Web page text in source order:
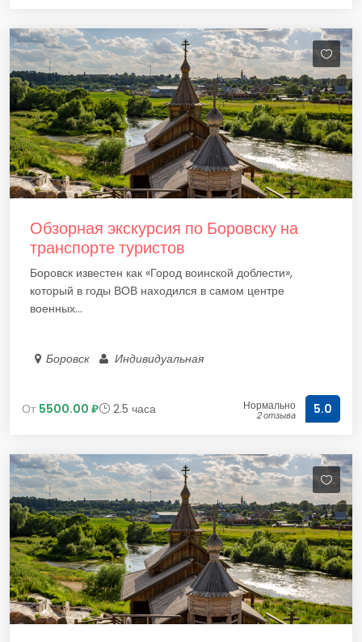
Обзорная экскурсия по Боровску на
транспорте туристов
Боровск известен как «Город воинской доблести»,
который в годы ВОВ находился в самом центре
военных...
Боровск Индивидуальная
От 5500.00 ₽ 2.5 часа Нормально
2 отзыва 5.0